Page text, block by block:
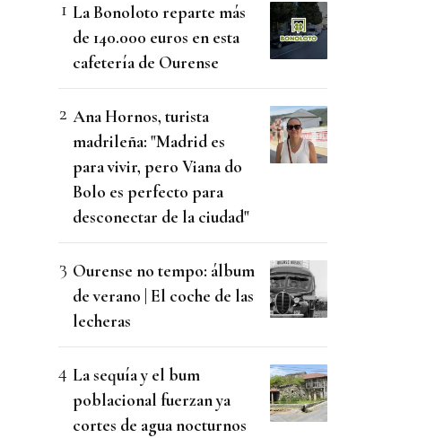
La Bonoloto reparte más
de 140.000 euros en esta
cafetería de Ourense
Ana Hornos, turista
madrileña: "Madrid es
para vivir, pero Viana do
Bolo es perfecto para
desconectar de la ciudad"
Ourense no tempo: álbum
de verano | El coche de las
lecheras
La sequía y el bum
poblacional fuerzan ya
cortes de agua nocturnos